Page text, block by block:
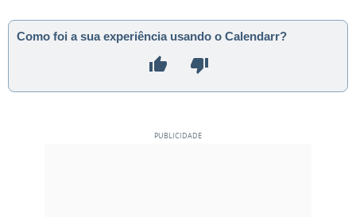
Como foi a sua experiência usando o Calendarr?